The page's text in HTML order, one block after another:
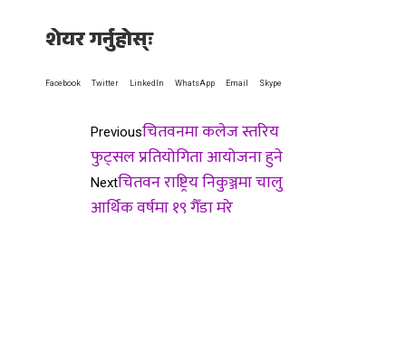
शेयर गर्नुहोस्ः
Facebook Twitter LinkedIn WhatsApp Email Skype
Previousचितवनमा कलेज स्तरिय
फुट्सल प्रतियोगिता आयोजना हुने
Nextचितवन राष्ट्रिय निकुञ्जमा चालु
आर्थिक वर्षमा १९ गैँडा मरे